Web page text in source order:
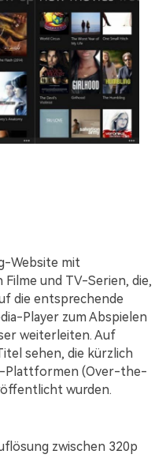
Website mit
und TV-Serien, die,
die entsprechende
Player zum Abspielen
weiterleiten. Auf
sehen, die kürzlich
Plattformen (Over-the-
wurden.
zwischen 320p